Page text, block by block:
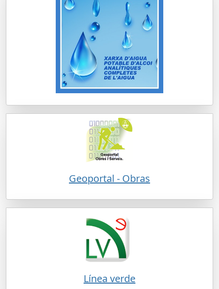
Geoportal - Obras
Línea verde